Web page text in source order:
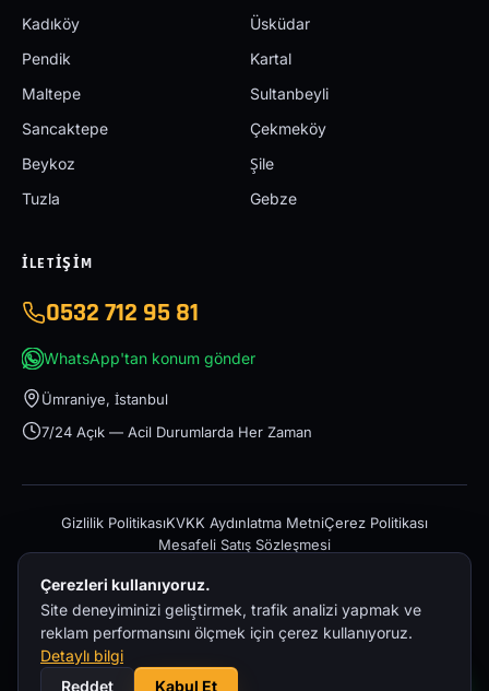
Kadıköy
Üsküdar
Pendik
Kartal
Maltepe
Sultanbeyli
Sancaktepe
Çekmeköy
Beykoz
Şile
Tuzla
Gebze
İLETIŞIM
0532 712 95 81
WhatsApp'tan konum gönder
Ümraniye, İstanbul
7/24 Açık — Acil Durumlarda Her Zaman
Gizlilik PolitikasıKVKK Aydınlatma MetniÇerez Politikası
Mesafeli Satış Sözleşmesi
© 2026 İstanbul Acil Oto Çekici – 0532 712 95 81 — Tüm hakları
saklıdır.
Çerezleri kullanıyoruz.
Site deneyiminizi geliştirmek, trafik analizi yapmak ve
reklam performansını ölçmek için çerez kullanıyoruz.
Detaylı bilgi
Reddet
Kabul Et